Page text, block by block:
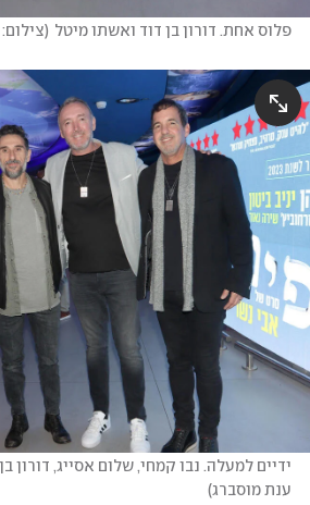
פלוס אחת. דורון בן דוד ואשתו מיטל (
ידיים למעלה. נבו קמחי, שלום אסייג, דורון
ענת מוסברג)